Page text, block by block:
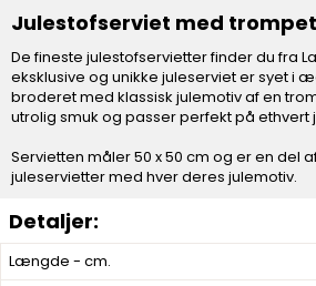
Længde - cm.
Julestofserviet med trompet
De fineste julestofservietter finder du fra
eksklusive og unikke juleserviet er syet i
broderet med klassisk julemotiv af en
utrolig smuk og passer perfekt på ethvert
Servietten måler 50 x 50 cm og er en del
juleservietter med hver deres julemotiv.